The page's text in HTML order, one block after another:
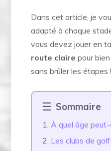
Dans cet article, je
adapté à chaque
vous devez jouer en
route claire pour
sans brûler les étapes !
Sommaire
À quel âge
Les clubs de